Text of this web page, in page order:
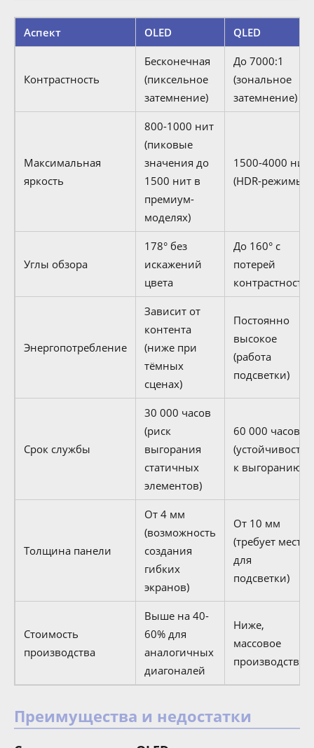
Аспект OLED QLED
Контрастность
Бесконечная
(пиксельное
затемнение)
До 7000:1
(зональное
затемнение)
Максимальная
яркость
800-1000 нит
(пиковые
значения до
1500 нит в
премиум-
моделях)
1500-4000 нит
(HDR-режимы)
Углы обзора
178° без
искажений
цвета
До 160° с
потерей
контрастности
Энергопотребление
Зависит от
контента
(ниже при
тёмных
сценах)
Постоянно
высокое
(работа
подсветки)
Срок службы
30 000 часов
(риск
выгорания
статичных
элементов)
60 000 часов
(устойчивость
к выгоранию)
Толщина панели
От 4 мм
(возможность
создания
гибких
экранов)
От 10 мм
(требует места
для
подсветки)
Стоимость
производства
Выше на 40-
60% для
аналогичных
диагоналей
Ниже,
массовое
производство
Преимущества и недостатки